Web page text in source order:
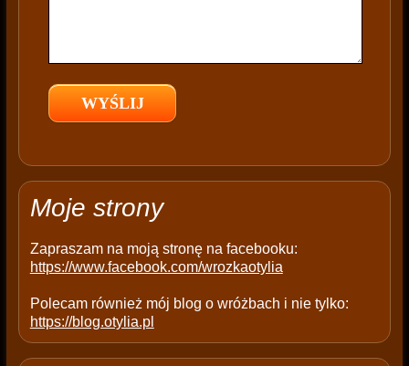
e
e
p
y
Moje strony
Zapraszam na moją stronę na facebooku:
https://www.facebook.com/wrozkaotylia
Polecam również mój blog o wróżbach i nie tylko:
https://blog.otylia.pl